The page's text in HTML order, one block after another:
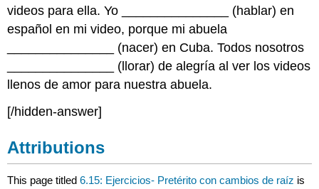
videos para ella. Yo _______________ (hablar) en
español en mi video, porque mi abuela
_______________ (nacer) en Cuba. Todos nosotros
_______________ (llorar) de alegría al ver los videos
llenos de amor para nuestra abuela.
[/hidden-answer]
Attributions
This page titled6.15: Ejercicios- Pretérito con cambios de raíz is